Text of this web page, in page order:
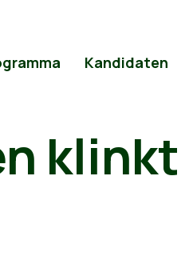
Kandidaten